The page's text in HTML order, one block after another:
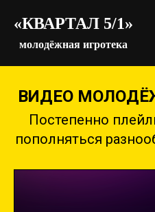
«КВАРТАЛ 5/1»
молодёжная игротека
ВИДЕО
Постепенно
пополняться